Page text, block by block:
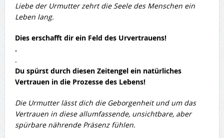
Liebe der Urmutter zehrt die Seele des Menschen ein
Leben lang.
Dies erschafft dir ein Feld des Urvertrauens!
.
.
Du spürst durch diesen Zeitengel ein natürliches
Vertrauen in die Prozesse des Lebens!
Die Urmutter lässt dich die Geborgenheit und um das
Vertrauen in diese allumfassende, unsichtbare, aber
spürbare nährende Präsenz fühlen.